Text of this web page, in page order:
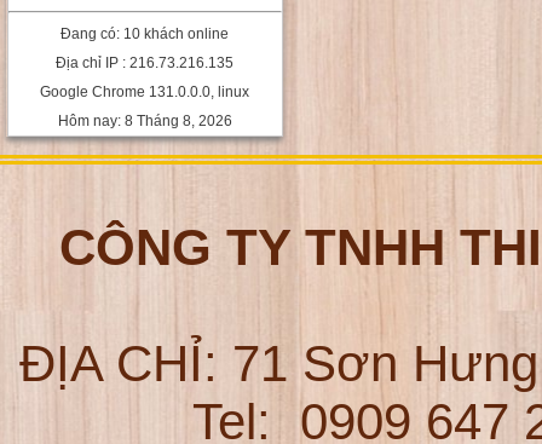
Đang có: 10 khách online
Địa chỉ IP : 216.73.216.135
Google Chrome 131.0.0.0, linux
Hôm nay: 8 Tháng 8, 2026
CÔNG TY TNHH
ĐỊA CHỈ: 71 Sơn
Tel: 0909